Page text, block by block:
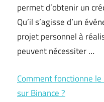
permet d’obtenir un
Qu’il s’agisse d’un
projet personnel à
peuvent nécessiter …
Comment fonctionne
sur Binance ?